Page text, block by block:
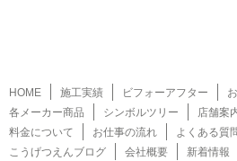
HOME 施工実績 ビフォーアフター
各メーカー商品
シンボルツリー 店舗案
料金について
お仕事の流れ よくある質
こうげつえんブログ
会社概要 新着情報